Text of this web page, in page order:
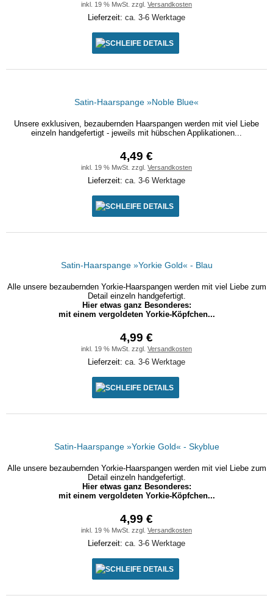
inkl. 19 % MwSt. zzgl. Versandkosten
Lieferzeit: ca. 3-6 Werktage
DETAILS
Satin-Haarspange »Noble Blue«
Unsere exklusiven, bezaubernden Haarspangen werden mit viel Liebe
einzeln handgefertigt - jeweils mit hübschen Applikationen...
4,49 €
inkl. 19 % MwSt. zzgl. Versandkosten
Lieferzeit: ca. 3-6 Werktage
DETAILS
Satin-Haarspange »Yorkie Gold« - Blau
Alle unsere bezaubernden Yorkie-Haarspangen werden mit viel Liebe zum
Detail einzeln handgefertigt.
Hier etwas ganz Besonderes:
mit einem vergoldeten Yorkie-Köpfchen...
4,99 €
inkl. 19 % MwSt. zzgl. Versandkosten
Lieferzeit: ca. 3-6 Werktage
DETAILS
Satin-Haarspange »Yorkie Gold« - Skyblue
Alle unsere bezaubernden Yorkie-Haarspangen werden mit viel Liebe zum
Detail einzeln handgefertigt.
Hier etwas ganz Besonderes:
mit einem vergoldeten Yorkie-Köpfchen...
4,99 €
inkl. 19 % MwSt. zzgl. Versandkosten
Lieferzeit: ca. 3-6 Werktage
DETAILS